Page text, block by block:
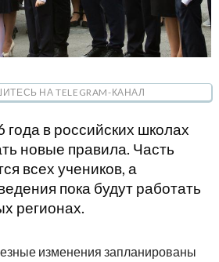
НА TELEGRAM-КАНАЛ
года в российских школах
новые правила. Часть
всех учеников, а
пока будут работать
регионах.
изменения запланированы